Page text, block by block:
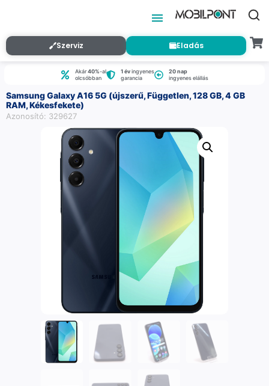
Szerviz Eladás
Akár40%-al
olcsóbban
1 évingyenes
garancia
20 nap
ingyenes elállás
Samsung Galaxy A16 5G (újszerű, Független, 128 GB, 4 GB
RAM, Kékesfekete)
Azonosító: 329627